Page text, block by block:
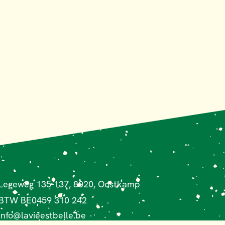
135-137, 8020, Oostkamp
BE0459 310 242